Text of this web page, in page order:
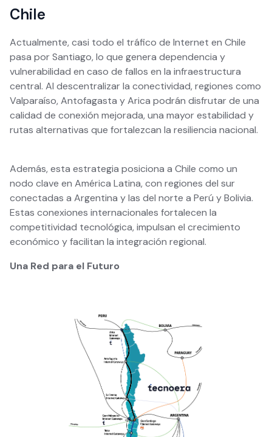
Chile
Actualmente, casi todo el tráfico de Internet en Chile
pasa por Santiago, lo que genera dependencia y
vulnerabilidad en caso de fallos en la infraestructura
central. Al descentralizar la conectividad, regiones como
Valparaíso, Antofagasta y Arica podrán disfrutar de una
calidad de conexión mejorada, una mayor estabilidad y
rutas alternativas que fortalezcan la resiliencia nacional.
Además, esta estrategia posiciona a Chile como un
nodo clave en América Latina, con regiones del sur
conectadas a Argentina y las del norte a Perú y Bolivia.
Estas conexiones internacionales fortalecen la
competitividad tecnológica, impulsan el crecimiento
económico y facilitan la integración regional.
Una Red para el Futuro